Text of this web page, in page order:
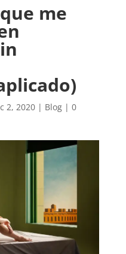
me
2, 2020| Blog| 0